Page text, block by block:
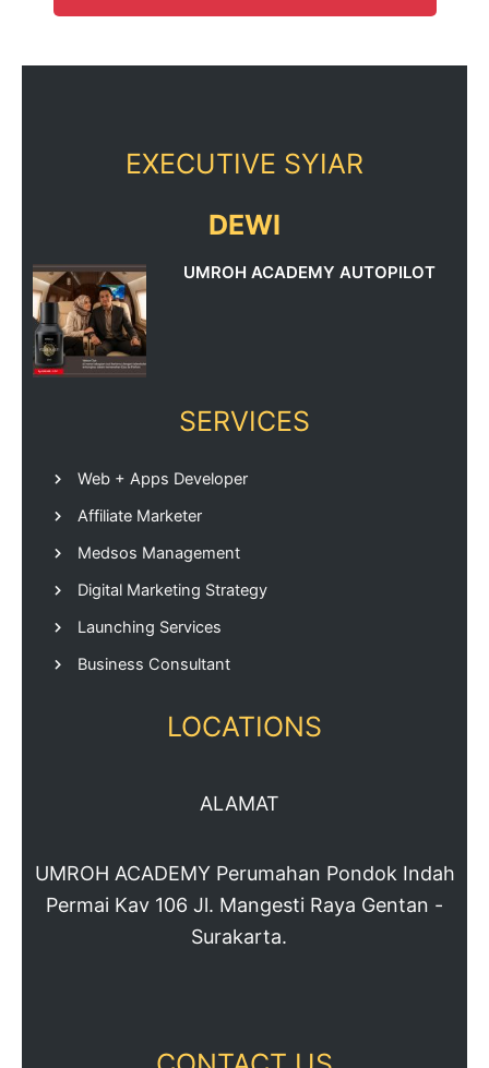
EXECUTIVE SYIAR
DEWI
UMROH ACADEMY AUTOPILOT
SERVICES
Web + Apps Developer
Affiliate Marketer
Medsos Management
Digital Marketing Strategy
Launching Services
Business Consultant
LOCATIONS
ALAMAT
UMROH ACADEMY Perumahan Pondok Indah
Permai Kav 106 Jl. Mangesti Raya Gentan -
Surakarta.